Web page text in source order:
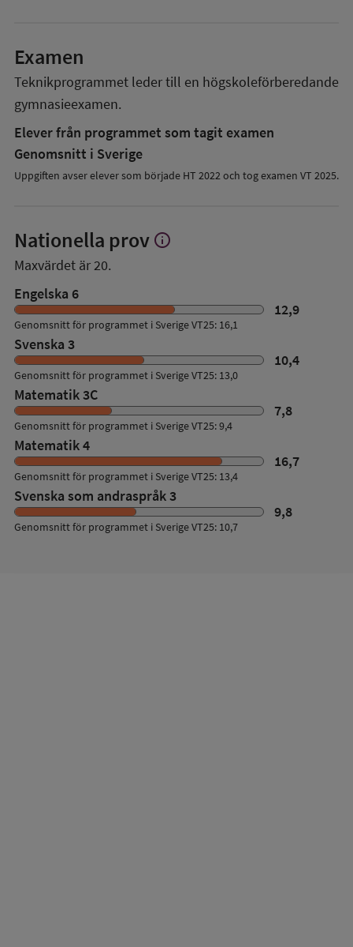
Examen
Teknikprogrammet leder till en högskoleförberedande
gymnasieexamen.
Elever från programmet som tagit examen
Genomsnitt i Sverige
Uppgiften avser elever som började HT 2022 och tog examen VT 2025.
Nationella prov Visa
prov
info
Maxvärdet är 20.
Engelska 6
12,9
Genomsnitt för programmet i Sverige VT25: 16,1
Svenska 3
10,4
Genomsnitt för programmet i Sverige VT25: 13,0
Matematik 3C
7,8
Genomsnitt för programmet i Sverige VT25: 9,4
Matematik 4
16,7
Genomsnitt för programmet i Sverige VT25: 13,4
Svenska som andraspråk 3
9,8
Genomsnitt för programmet i Sverige VT25: 10,7